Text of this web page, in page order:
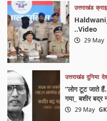
उत्तराखंड
..Video
29 May
उत्तराखंड दुनिया
“लोग टूट जाते
गया_ बशीर बद्र
29 May